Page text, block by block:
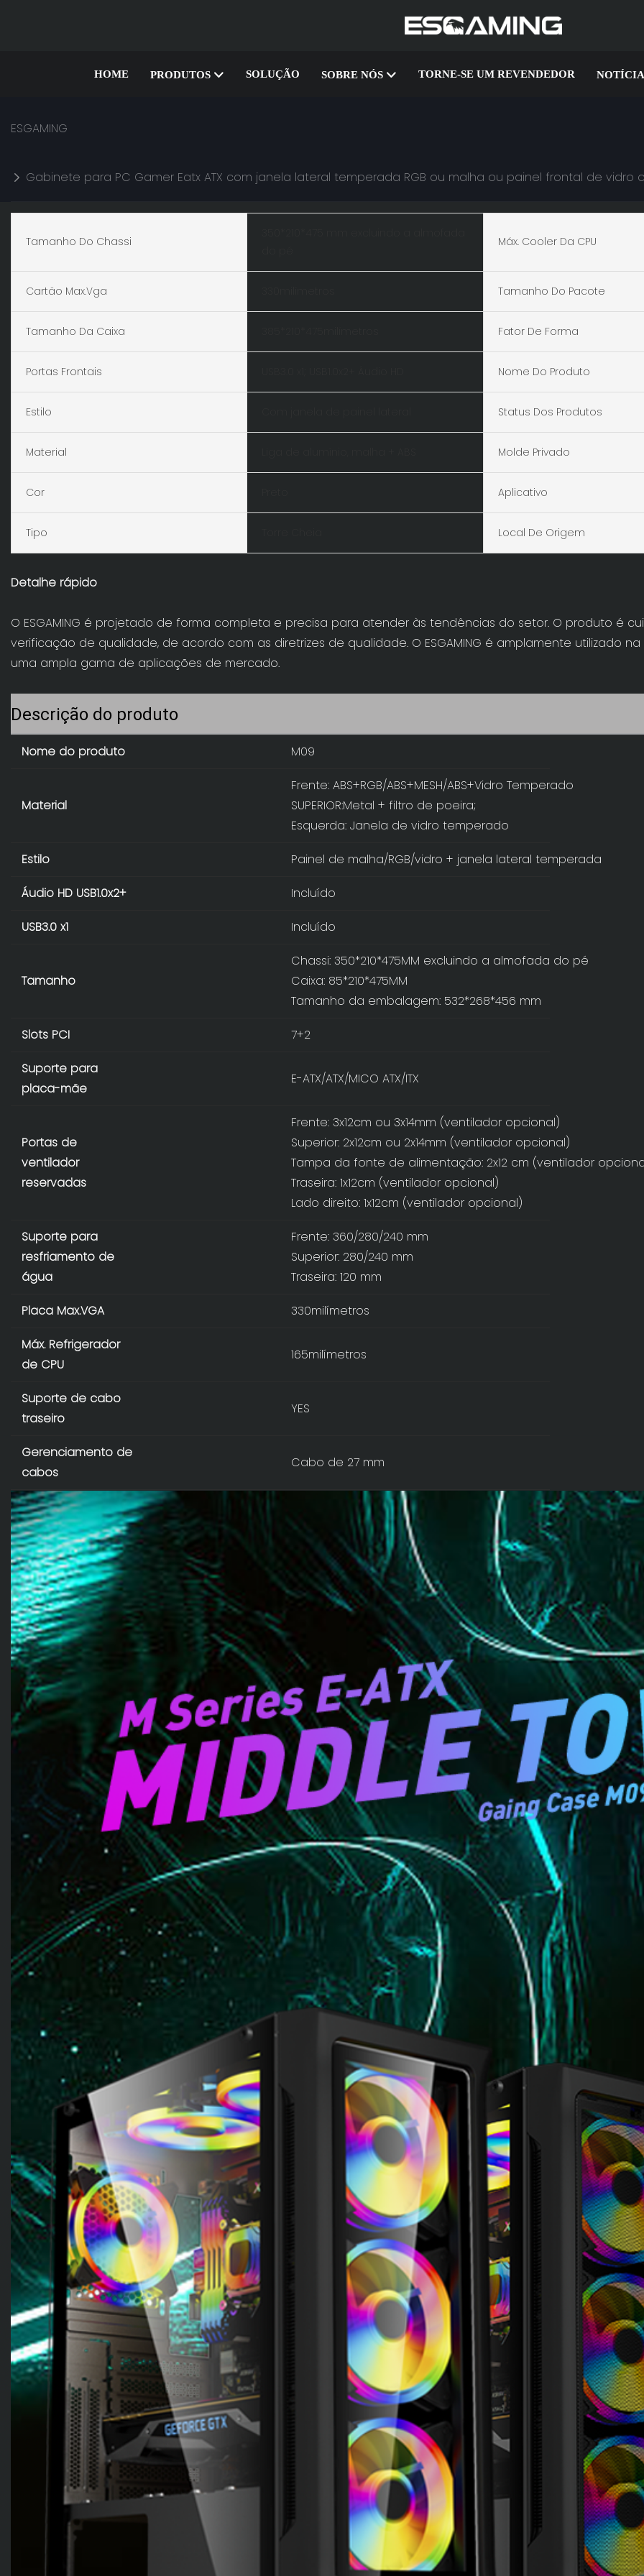
HOME PRODUTOS SOLUÇÃO SOBRE NÓS TORNE-SE UM REVENDEDOR
ESGAMING
Gabinete para PC Gamer Eatx ATX com janela lateral temperada RGB ou malha ou painel frontal de
Tamanho Do Chassi Máx. Cooler Da CPU
Cartão Max.vga Tamanho Do Pacote
Tamanho Da Caixa Fator De Forma
Portas Frontais Nome Do Produto
Estilo Status Dos Produtos
Material Molde Privado
Cor Aplicativo
Tipo Local De Origem
Detalhe rápido
O ESGAMING é projetado de forma completa e precisa para atender às tendências do setor. O produto é
verificação de qualidade, de acordo com as diretrizes de qualidade. O ESGAMING é amplamente utilizado
uma ampla gama de aplicações de mercado.
Descrição do produto
Nome do produto M09
Material
Frente: ABS+RGB/ABS+MESH/ABS+Vidro Temperado
SUPERIOR:Metal + filtro de poeira;
Esquerda: Janela de vidro temperado
Estilo Painel de malha/RGB/vidro + janela lateral temperada
Áudio HD USB1.0x2+ Incluído
USB3.0 x1 Incluído
Tamanho
Chassi: 350*210*475MM excluindo a almofada do pé
Caixa: 85*210*475MM
Tamanho da embalagem: 532*268*456 mm
Slots PCI 7+2
Suporte para
placa-mãe
E-ATX/ATX/MICO ATX/ITX
Portas de
ventilador
reservadas
Frente: 3x12cm ou 3x14mm (ventilador opcional)
Superior: 2x12cm ou 2x14mm (ventilador opcional)
Tampa da fonte de alimentação: 2x12 cm (ventilador
Traseira: 1x12cm (ventilador opcional)
Lado direito: 1x12cm (ventilador opcional)
Suporte para
resfriamento de
água
Frente: 360/280/240 mm
Superior: 280/240 mm
Traseira: 120 mm
Placa Max.VGA 330milímetros
Máx. Refrigerador
de CPU
165milímetros
Suporte de cabo
traseiro
YES
Gerenciamento de
cabos
Cabo de 27 mm